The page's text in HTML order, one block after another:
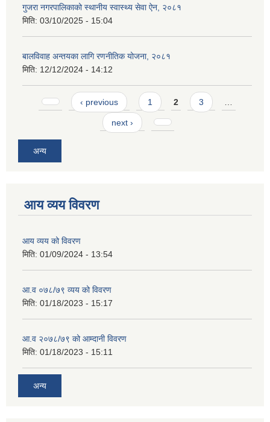
गुजरा नगरपालिकाको स्थानीय स्वास्थ्य सेवा ऐन, २०८१
मिति: 03/10/2025 - 15:04
बालविवाह अन्तयका लागि रणनीतिक योजना, २०८१
मिति: 12/12/2024 - 14:12
Pages ‹ previous 1 2 3 …
next ›
अन्य
आय व्यय विवरण
आय व्यय को विवरण
मिति: 01/09/2024 - 13:54
आ.व ०७८/७९ व्यय को विवरण
मिति: 01/18/2023 - 15:17
आ.व २०७८/७९ को आम्दानी विवरण
मिति: 01/18/2023 - 15:11
अन्य